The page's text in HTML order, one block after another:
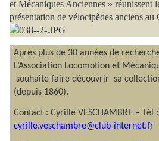
et Mécaniques Anciennes » réunissent
présentation de vélocipèdes anciens
Après plus de 30 années de
L’Association Locomotion et
souhaite faire découvrir sa
(depuis 1860).
Contact : Cyrille VESCHAMBRE – Tél
cyrille.veschambre@club-internet.fr